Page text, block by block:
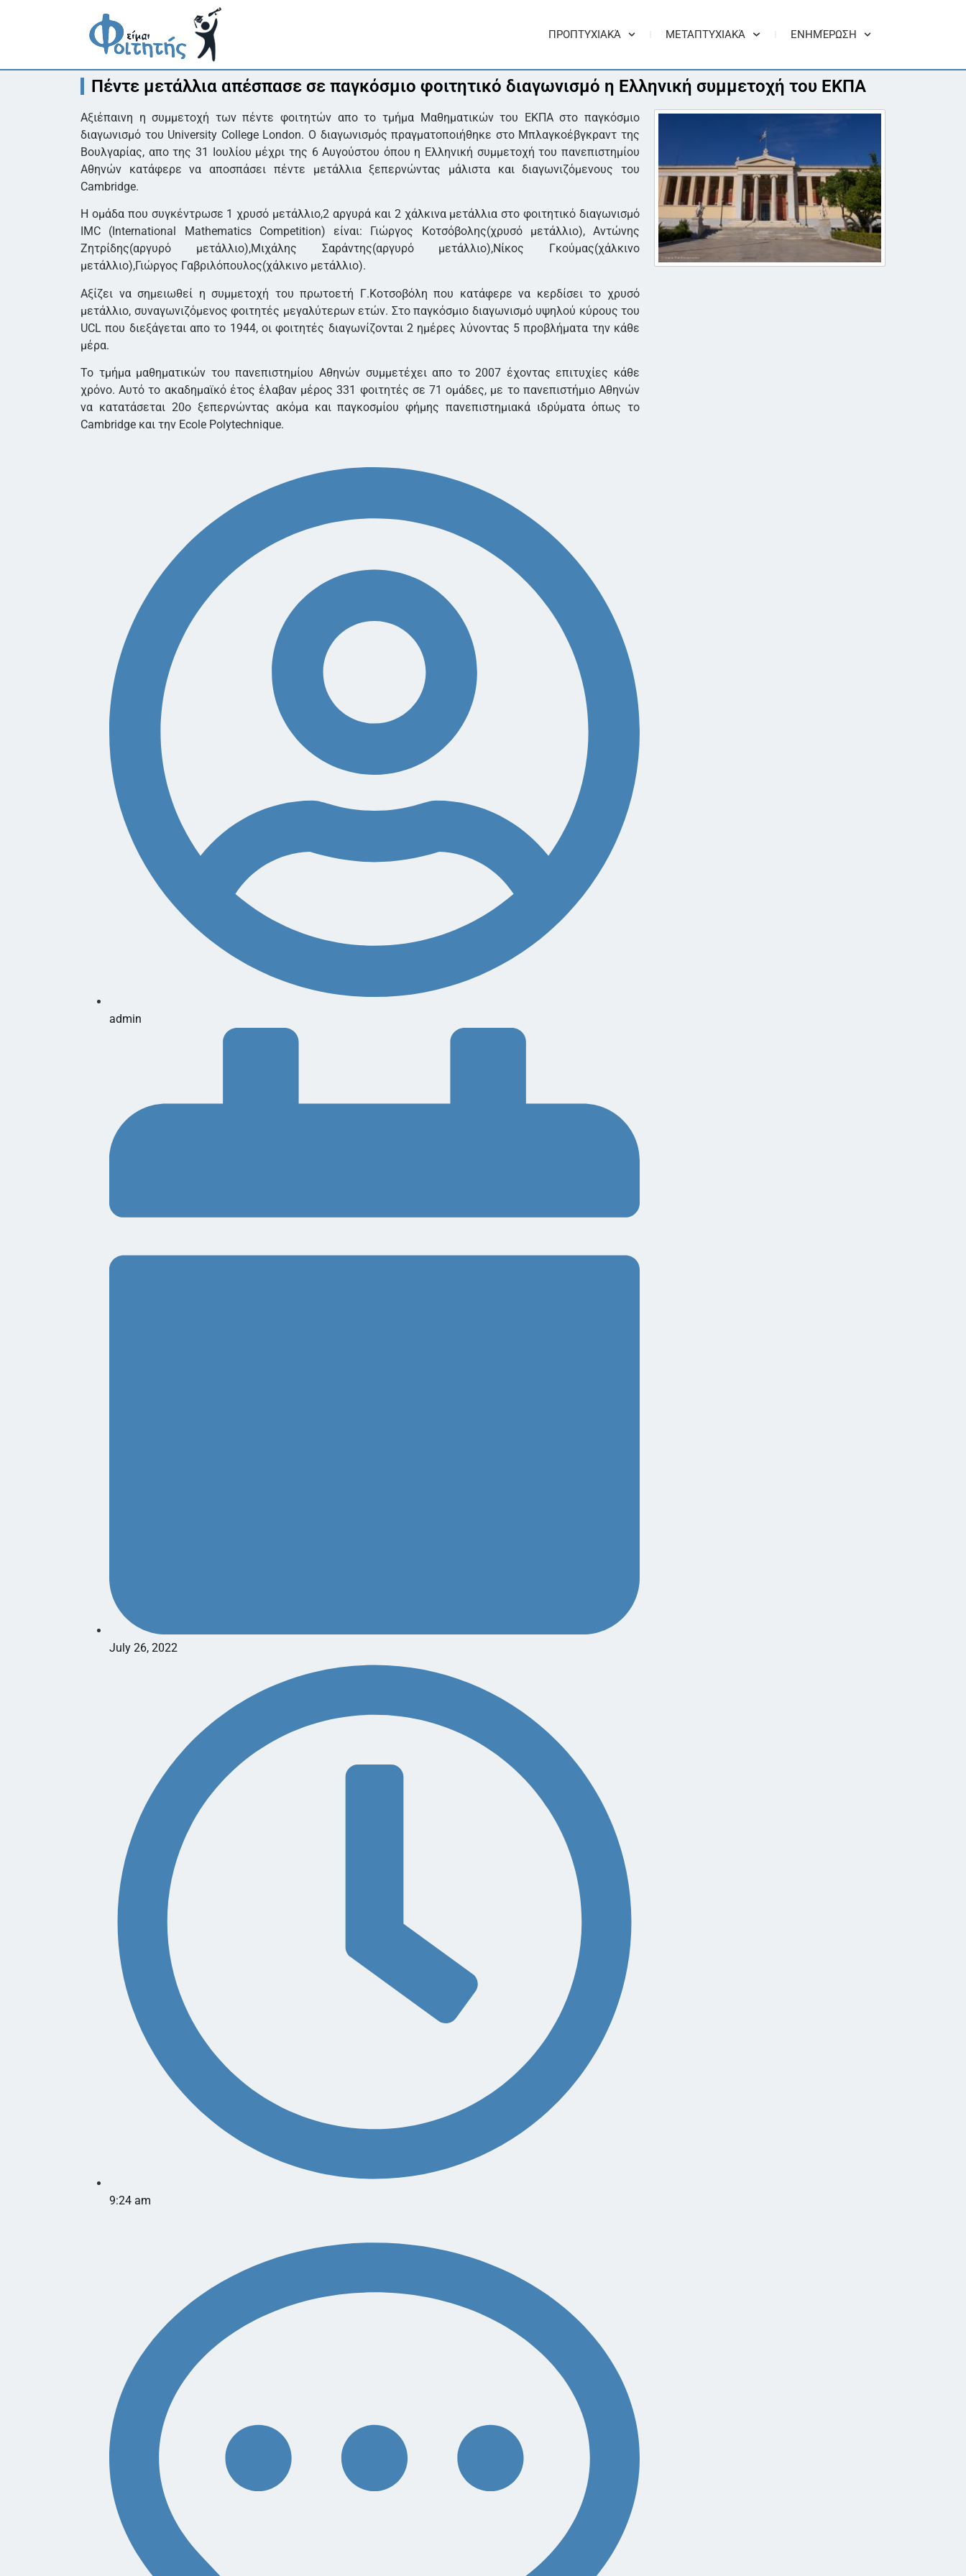
ΠΡΟΠΤΥΧΙΑΚΆ ΜΕΤΑΠΤΥΧΙΑΚΆ ΕΝΗΜΈΡΩΣΗ
Πέντε μετάλλια απέσπασε σε παγκόσμιο φοιτητικό διαγωνισμό η Ελληνική συμμετοχή του ΕΚΠΑ
Αξιέπαινη η συμμετοχή των πέντε φοιτητών απο το τμήμα Μαθηματικών του ΕΚΠΑ στο παγκόσμιο
διαγωνισμό του University College London. Ο διαγωνισμός πραγματοποιήθηκε στο Μπλαγκοέβγκραντ της
Βουλγαρίας, απο της 31 Ιουλίου μέχρι της 6 Αυγούστου όπου η Ελληνική συμμετοχή του πανεπιστημίου
Αθηνών κατάφερε να αποσπάσει πέντε μετάλλια ξεπερνώντας μάλιστα και διαγωνιζόμενους του
Cambridge.
Η ομάδα που συγκέντρωσε 1 χρυσό μετάλλιο,2 αργυρά και 2 χάλκινα μετάλλια στο φοιτητικό διαγωνισμό
IMC (International Mathematics Competition) είναι: Γιώργος Κοτσόβολης(χρυσό μετάλλιο), Αντώνης
Ζητρίδης(αργυρό μετάλλιο),Μιχάλης Σαράντης(αργυρό μετάλλιο),Νίκος Γκούμας(χάλκινο
μετάλλιο),Γιώργος Γαβριλόπουλος(χάλκινο μετάλλιο).
Αξίζει να σημειωθεί η συμμετοχή του πρωτοετή Γ.Κοτσοβόλη που κατάφερε να κερδίσει το χρυσό
μετάλλιο, συναγωνιζόμενος φοιτητές μεγαλύτερων ετών. Στο παγκόσμιο διαγωνισμό υψηλού κύρους του
UCL που διεξάγεται απο το 1944, οι φοιτητές διαγωνίζονται 2 ημέρες λύνοντας 5 προβλήματα την κάθε
μέρα.
Το τμήμα μαθηματικών του πανεπιστημίου Αθηνών συμμετέχει απο το 2007 έχοντας επιτυχίες κάθε
χρόνο. Αυτό το ακαδημαϊκό έτος έλαβαν μέρος 331 φοιτητές σε 71 ομάδες, με το πανεπιστήμιο Αθηνών
να κατατάσεται 20ο ξεπερνώντας ακόμα και παγκοσμίου φήμης πανεπιστημιακά ιδρύματα όπως το
Cambridge και την Ecole Polytechnique.
admin
July 26, 2022
9:24 am